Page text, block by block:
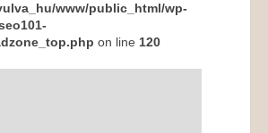
www/public_html/wp-
on line 120